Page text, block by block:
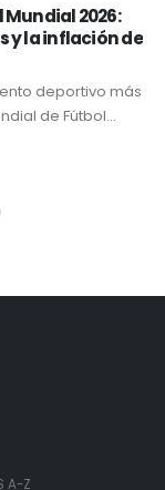
2026:
y la inflación de
deportivo más
de Fútbol...
A-Z